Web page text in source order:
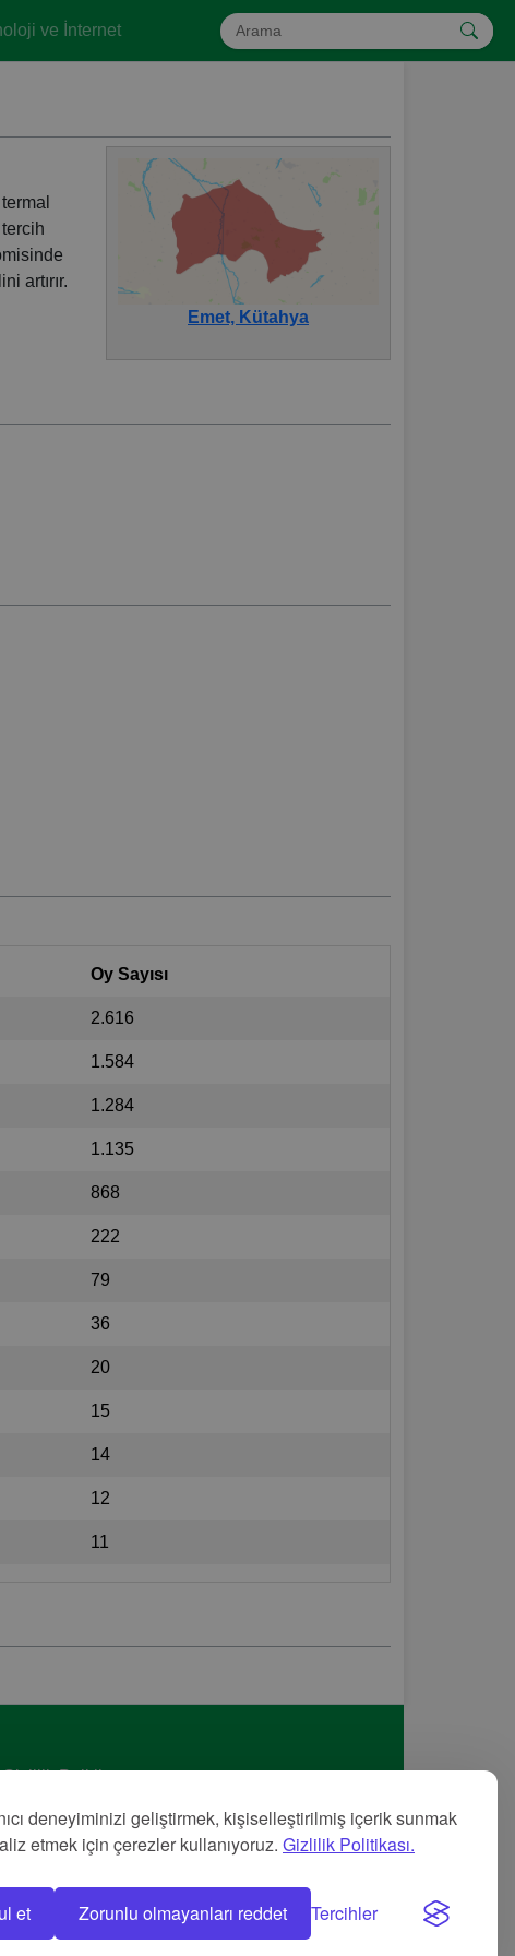
deneyiminizi geliştirmek, kişiselleştirilmiş içerik sunmak
etmek için çerezler kullanıyoruz. Gizlilik Politikası.
et Zorunlu olmayanları reddet Tercihler
ve İnternet
artırır.
Emet, Kütahya
Oy Sayısı
2.616
1.584
1.284
1.135
868
222
79
36
20
15
14
12
11
Gizlilik Politikası
Künye